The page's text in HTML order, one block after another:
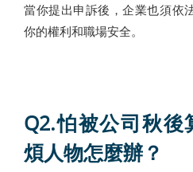
當你提出申訴後，企業也須依
你的權利和職場安全。
Q2.怕被公司秋後
煩人物怎麼辦？